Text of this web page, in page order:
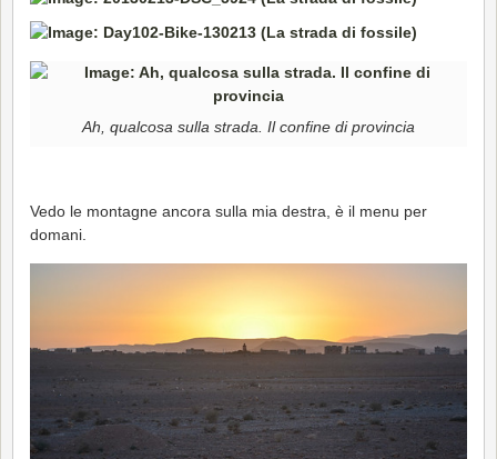
Ah, qualcosa sulla strada. Il confine di provincia
Vedo le montagne ancora sulla mia destra, è il menu per
domani.